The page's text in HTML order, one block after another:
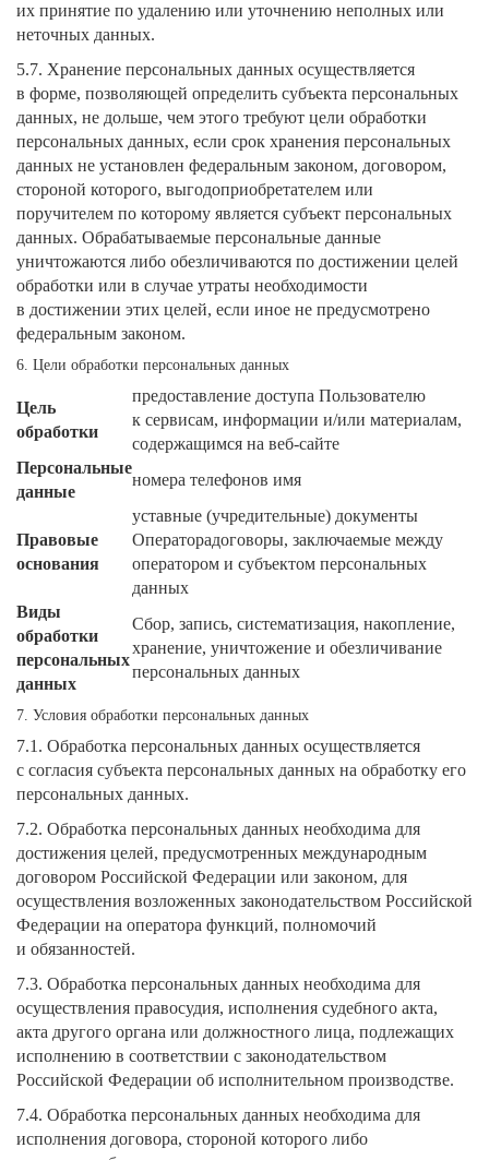
их принятие по удалению или уточнению неполных или
неточных данных.
5.7. Хранение персональных данных осуществляется
в форме, позволяющей определить субъекта персональных
данных, не дольше, чем этого требуют цели обработки
персональных данных, если срок хранения персональных
данных не установлен федеральным законом, договором,
стороной которого, выгодоприобретателем или
поручителем по которому является субъект персональных
данных. Обрабатываемые персональные данные
уничтожаются либо обезличиваются по достижении целей
обработки или в случае утраты необходимости
в достижении этих целей, если иное не предусмотрено
федеральным законом.
6. Цели обработки персональных данных
Цель
обработки
предоставление доступа Пользователю
к сервисам, информации и/или материалам,
содержащимся на веб-сайте
Персональные
данные
номера телефонов имя
Правовые
основания
уставные (учредительные) документы
Операторадоговоры, заключаемые между
оператором и субъектом персональных
данных
Виды
обработки
персональных
данных
Сбор, запись, систематизация, накопление,
хранение, уничтожение и обезличивание
персональных данных
7. Условия обработки персональных данных
7.1. Обработка персональных данных осуществляется
с согласия субъекта персональных данных на обработку его
персональных данных.
7.2. Обработка персональных данных необходима для
достижения целей, предусмотренных международным
договором Российской Федерации или законом, для
осуществления возложенных законодательством Российской
Федерации на оператора функций, полномочий
и обязанностей.
7.3. Обработка персональных данных необходима для
осуществления правосудия, исполнения судебного акта,
акта другого органа или должностного лица, подлежащих
исполнению в соответствии с законодательством
Российской Федерации об исполнительном производстве.
7.4. Обработка персональных данных необходима для
исполнения договора, стороной которого либо